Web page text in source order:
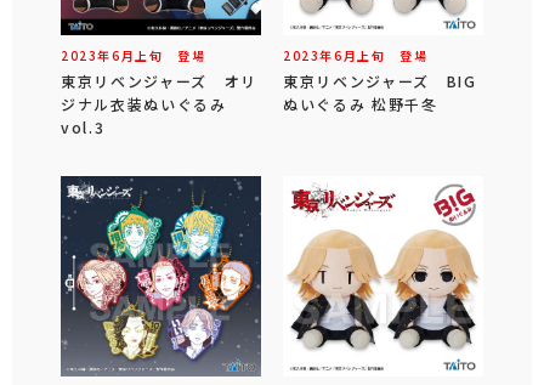
2023年6 月 上旬 登場
東京リベンジャーズ オリ
ジナル衣装ぬいぐるみ
vol.3
2023年6 月 上旬 登場
東京リベンジャーズ BIG
ぬいぐるみ 松野千冬